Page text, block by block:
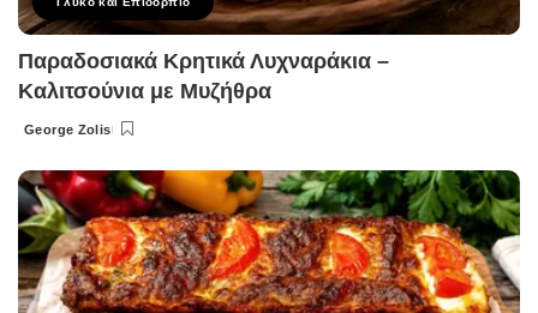
Παραδοσιακά Κρητικά Λυχναράκια –
Καλιτσούνια με Μυζήθρα
Posted
George Zolis